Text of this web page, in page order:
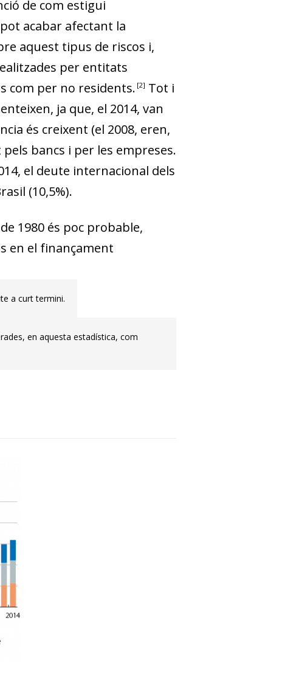
de com estigui
aca­­bar afectant la
aquest tipus de riscos i,
per entitats
com per no residents. 2
Tot i
ja que, el 2014, van
és creixent (el 2008, eren,
bancs i per les empreses.
el deute inter­­nacional dels
(10,5%).
1980 és poc probable,
en el finançament
a curt termini.
en aquesta estadística, com